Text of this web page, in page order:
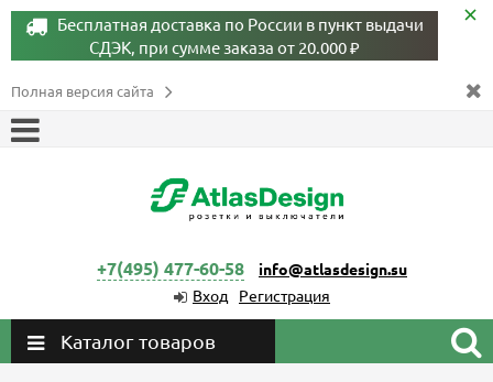
Бесплатная доставка по России в пункт выдачи
СДЭК, при сумме заказа от 20.000 ₽
Полная версия сайта
+7(495) 477-60-58
info@atlasdesign.su
Вход
Регистрация
Каталог товаров